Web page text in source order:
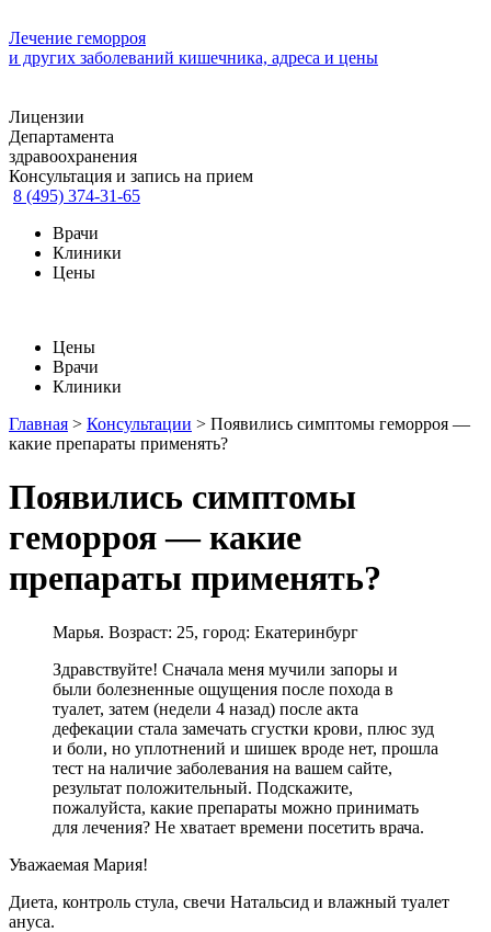
Лечение геморроя
и других заболеваний кишечника, адреса и цены
Лицензии
Департамента
здравоохранения
Консультация и запись на прием
8 (495) 374-31-65
Врачи
Клиники
Цены
Цены
Врачи
Клиники
Главная > Консультации > Появились симптомы геморроя —
какие препараты применять?
Появились симптомы
геморроя — какие
препараты применять?
Марья. Возраст: 25, город: Екатеринбург
Здравствуйте! Сначала меня мучили запоры и
были болезненные ощущения после похода в
туалет, затем (недели 4 назад) после акта
дефекации стала замечать сгустки крови, плюс зуд
и боли, но уплотнений и шишек вроде нет, прошла
тест на наличие заболевания на вашем сайте,
результат положительный. Подскажите,
пожалуйста, какие препараты можно принимать
для лечения? Не хватает времени посетить врача.
Уважаемая Мария!
Диета, контроль стула, свечи Натальсид и влажный туалет
ануса.